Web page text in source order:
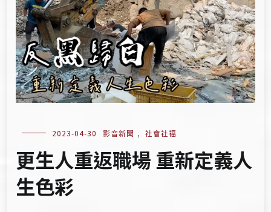
2023-04-30 影音新聞 , 社會社福
更生人重返職場 重新定義人
生色彩